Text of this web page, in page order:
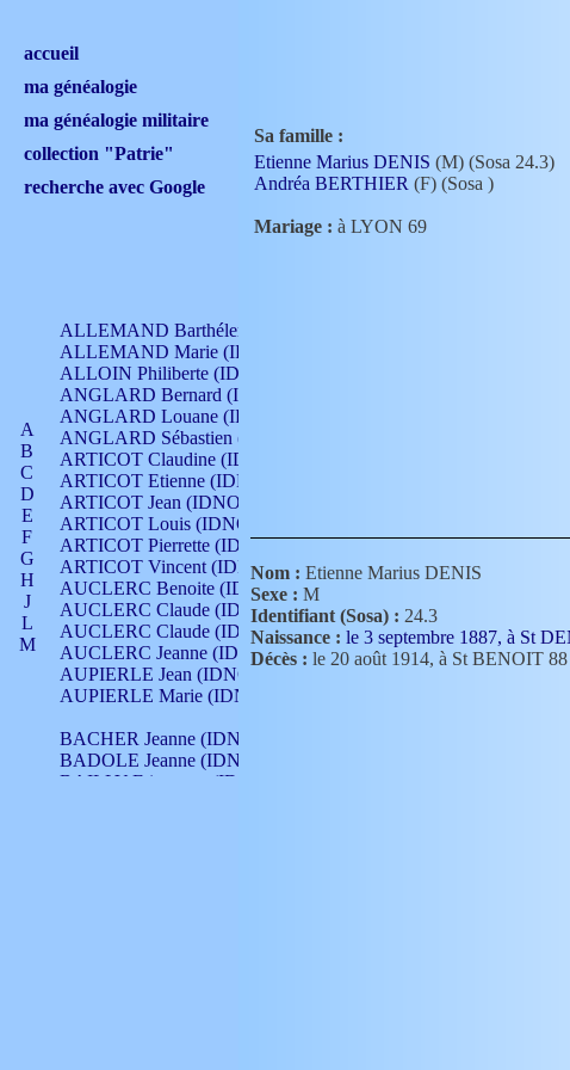
accueil
ma généalogie
ma généalogie militaire
collection "Patrie"
recherche avec Google
A
B
C
D
E
F
G
H
J
L
M
ALLEMAND Barthélemy (IDNO 330)
ALLEMAND Marie (IDNO 165)
ALLOIN Philiberte (IDNO 449)
ANGLARD Bernard (IDNO 4)
ANGLARD Louane (IDNO 4)
ANGLARD Sébastien (IDNO 4)
ARTICOT Claudine (IDNO 105)
ARTICOT Etienne (IDNO 420)
ARTICOT Jean (IDNO 210)
ARTICOT Louis (IDNO 420)
ARTICOT Pierrette (IDNO 210)
ARTICOT Vincent (IDNO 210)
AUCLERC Benoite (IDNO 451)
AUCLERC Claude (IDNO 902)
AUCLERC Claude (IDNO 902)
AUCLERC Jeanne (IDNO 199)
AUPIERLE Jean (IDNO 954)
AUPIERLE Marie (IDNO )
BACHER Jeanne (IDNO )
BADOLE Jeanne (IDNO 867)
BAILLY Etiennette (IDNO )
Sa famille :
Etienne Marius DENIS (M) (Sosa 24.3)
Andréa BERTHIER (F) (Sosa )
Mariage : à LYON 69
Nom : Etienne Marius DENIS
Sexe : M
Identifiant (Sosa) : 24.3
Naissance : le 3 septembre 1887, à St
Décès : le 20 août 1914, à St BENOIT 88